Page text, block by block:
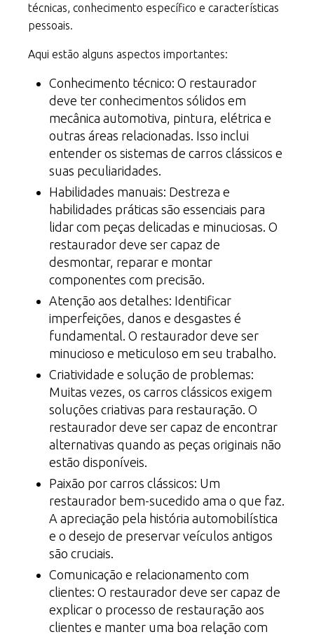
técnicas, conhecimento específico e características
pessoais.
Aqui estão alguns aspectos importantes:
Conhecimento técnico: O restaurador
deve ter conhecimentos sólidos em
mecânica automotiva, pintura, elétrica e
outras áreas relacionadas. Isso inclui
entender os sistemas de carros clássicos e
suas peculiaridades.
Habilidades manuais: Destreza e
habilidades práticas são essenciais para
lidar com peças delicadas e minuciosas. O
restaurador deve ser capaz de
desmontar, reparar e montar
componentes com precisão.
Atenção aos detalhes: Identificar
imperfeições, danos e desgastes é
fundamental. O restaurador deve ser
minucioso e meticuloso em seu trabalho.
Criatividade e solução de problemas:
Muitas vezes, os carros clássicos exigem
soluções criativas para restauração. O
restaurador deve ser capaz de encontrar
alternativas quando as peças originais não
estão disponíveis.
Paixão por carros clássicos: Um
restaurador bem-sucedido ama o que faz.
A apreciação pela história automobilística
e o desejo de preservar veículos antigos
são cruciais.
Comunicação e relacionamento com
clientes: O restaurador deve ser capaz de
explicar o processo de restauração aos
clientes e manter uma boa relação com